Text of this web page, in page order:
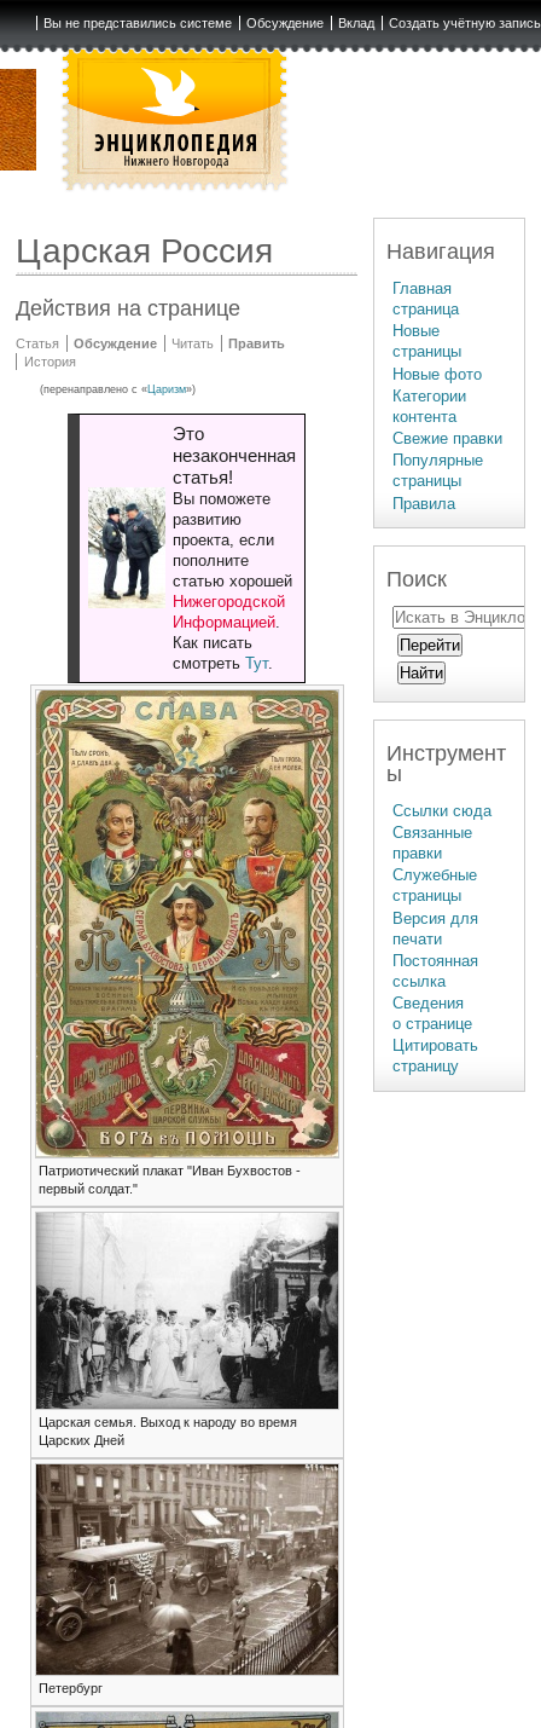
Вы не представились системе Обсуждение Вклад Создать учётную запись
Царская Россия
Действия на странице
Статья Обсуждение Читать
Править
История
(перенаправлено с «Царизм»)
Это
незаконченная
статья!
Вы поможете
развитию
проекта, если
пополните
статью хорошей
Нижегородской
Информацией.
Как писать
смотреть Тут.
Патриотический плакат "Иван Бухвостов -
первый солдат."
Царская семья. Выход к народу во время
Царских Дней
Петербург
Навигация
Главная
страница
Новые
страницы
Новые фото
Категории
контента
Свежие правки
Популярные
страницы
Правила
Поиск
Инструмент
ы
Ссылки сюда
Связанные
правки
Служебные
страницы
Версия для
печати
Постоянная
ссылка
Сведения
о странице
Цитировать
страницу